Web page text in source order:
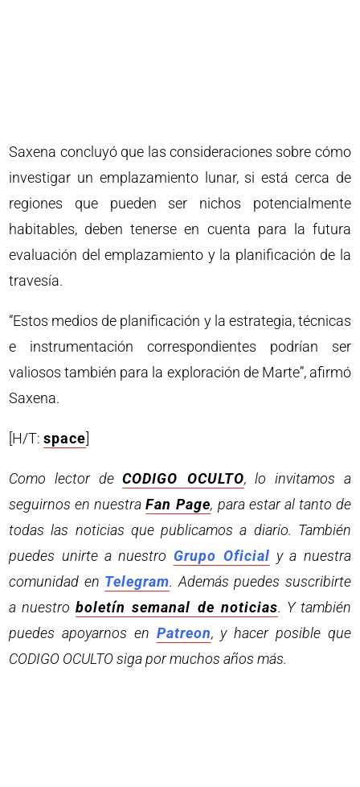
Saxena concluyó que las consideraciones sobre cómo
investigar un emplazamiento lunar, si está cerca de
regiones que pueden ser nichos potencialmente
habitables, deben tenerse en cuenta para la futura
evaluación del emplazamiento y la planificación de la
travesía.
“Estos medios de planificación y la estrategia, técnicas
e instrumentación correspondientes podrían ser
valiosos también para la exploración de Marte”, afirmó
Saxena.
[H/T:space]
Como lector deCODIGO OCULTO, lo invitamos a
seguirnos en nuestraFan Page, para estar al tanto de
todas las noticias que publicamos a diario. También
puedes unirte a nuestro Grupo Oficial y a nuestra
comunidad en Telegram. Además puedes suscribirte
a nuestroboletín semanal de noticias. Y también
puedes apoyarnos en Patreon, y hacer posible que
CODIGO OCULTO siga por muchos años más.